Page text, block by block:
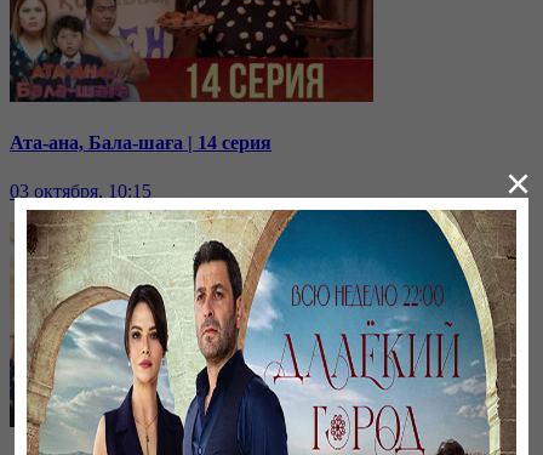
Ата-ана, Бала-шаға | 14 серия
03 октября, 10:15 ×